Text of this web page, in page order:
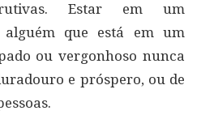
Estar em um
alguém que está em um
ou vergonhoso nunca
e próspero, ou de